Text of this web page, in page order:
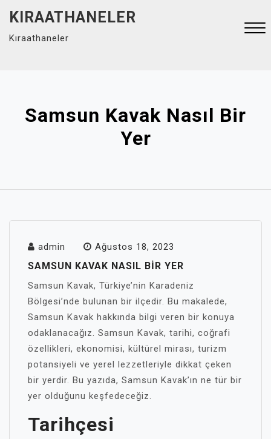
content
KIRAATHANELER
Kıraathaneler
Samsun Kavak Nasıl Bir
Yer
admin Ağustos 18, 2023
SAMSUN KAVAK NASIL BIR YER
Samsun Kavak, Türkiye’nin Karadeniz
Bölgesi’nde bulunan bir ilçedir. Bu makalede,
Samsun Kavak hakkında bilgi veren bir konuya
odaklanacağız. Samsun Kavak, tarihi, coğrafi
özellikleri, ekonomisi, kültürel mirası, turizm
potansiyeli ve yerel lezzetleriyle dikkat çeken
bir yerdir. Bu yazıda, Samsun Kavak’ın ne tür bir
yer olduğunu keşfedeceğiz.
Tarihçesi